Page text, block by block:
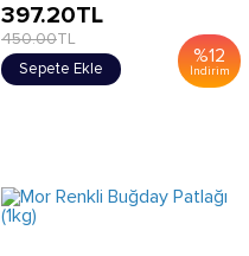
%12
İndirim
397.20TL
450.00TL
Sepete Ekle